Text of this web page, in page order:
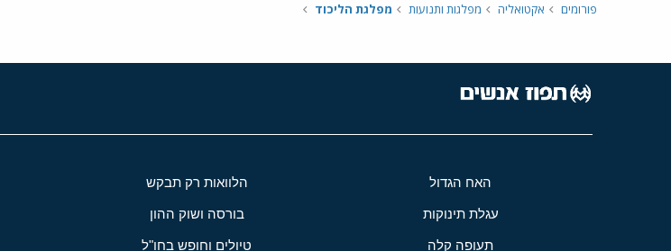
פורומים אקטואליה מפלגות ותנועות מפלגת הליכוד
האח הגדול הלוואות רק תבקש
עגלת תינוקות בורסה ושוק ההון
תעופה קלה טיולים וחופש בחו"ל